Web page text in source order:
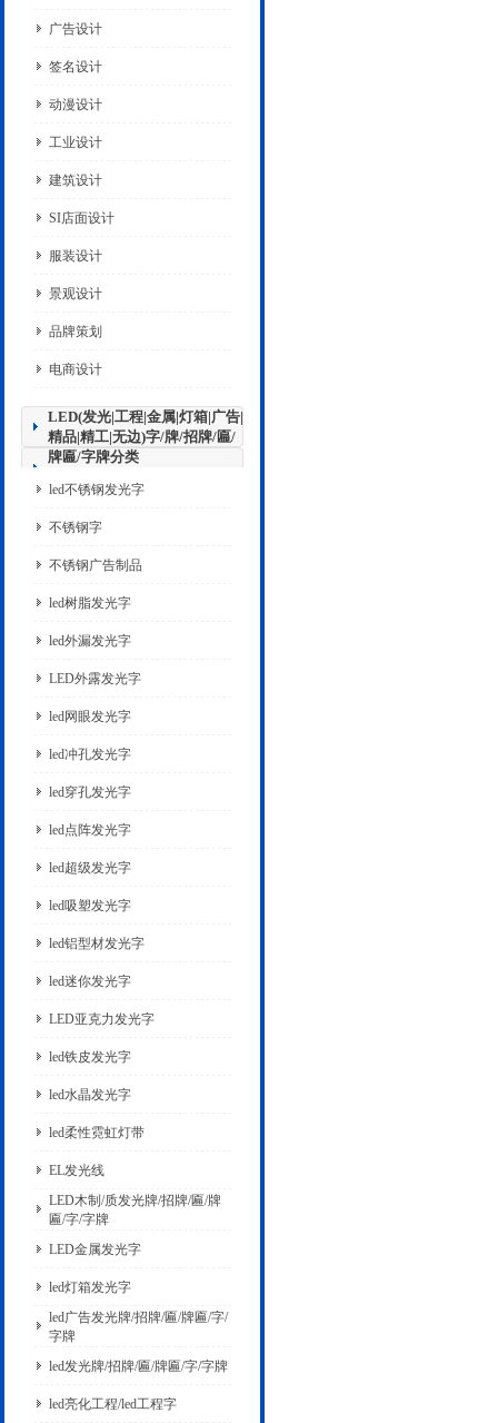
广告设计
签名设计
动漫设计
工业设计
建筑设计
SI店面设计
服装设计
景观设计
品牌策划
电商设计
LED(发光|工程|金属|灯箱|广告|
精品|精工|无边)字/牌/招牌/匾/
牌匾/字牌分类
led不锈钢发光字
不锈钢字
不锈钢广告制品
led树脂发光字
led外漏发光字
LED外露发光字
led网眼发光字
led冲孔发光字
led穿孔发光字
led点阵发光字
led超级发光字
led吸塑发光字
led铝型材发光字
led迷你发光字
LED亚克力发光字
led铁皮发光字
led水晶发光字
led柔性霓虹灯带
EL发光线
LED木制/质发光牌/招牌/匾/牌
匾/字/字牌
LED金属发光字
led灯箱发光字
led广告发光牌/招牌/匾/牌匾/字/
字牌
led发光牌/招牌/匾/牌匾/字/字牌
led亮化工程/led工程字